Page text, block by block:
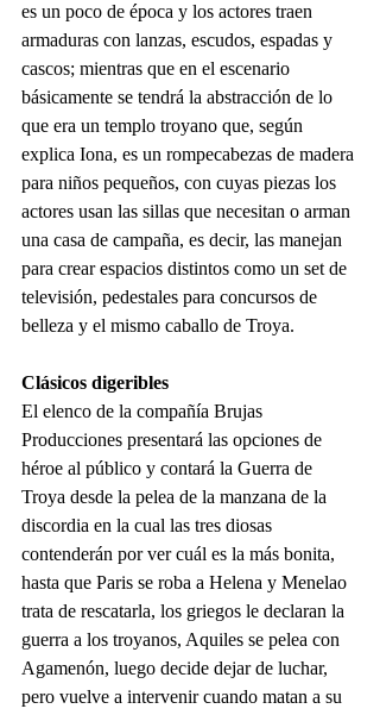
es un poco de época y los actores traen
armaduras con lanzas, escudos, espadas y
cascos; mientras que en el escenario
básicamente se tendrá la abstracción de lo
que era un templo troyano que, según
explica Iona, es un rompecabezas de madera
para niños pequeños, con cuyas piezas los
actores usan las sillas que necesitan o arman
una casa de campaña, es decir, las manejan
para crear espacios distintos como un set de
televisión, pedestales para concursos de
belleza y el mismo caballo de Troya.
Clásicos digeribles
El elenco de la compañía Brujas
Producciones presentará las opciones de
héroe al público y contará la Guerra de
Troya desde la pelea de la manzana de la
discordia en la cual las tres diosas
contenderán por ver cuál es la más bonita,
hasta que Paris se roba a Helena y Menelao
trata de rescatarla, los griegos le declaran la
guerra a los troyanos, Aquiles se pelea con
Agamenón, luego decide dejar de luchar,
pero vuelve a intervenir cuando matan a su